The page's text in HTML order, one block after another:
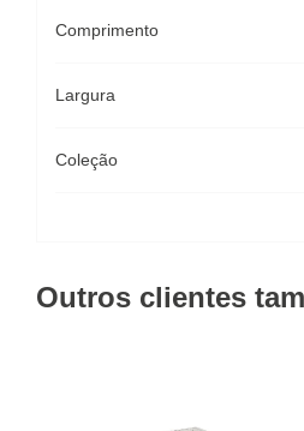
Comprimento
Largura
Coleção
Outros clientes